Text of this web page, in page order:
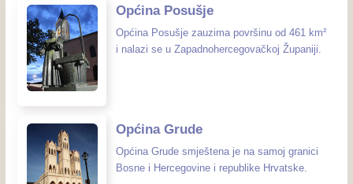
Općina Posušje
Općina Posušje zauzima površinu od 461 km²
i nalazi se u Zapadnohercegovačkoj Županiji.
Općina Grude
Općina Grude smještena je na samoj granici
Bosne i Hercegovine i republike Hrvatske.